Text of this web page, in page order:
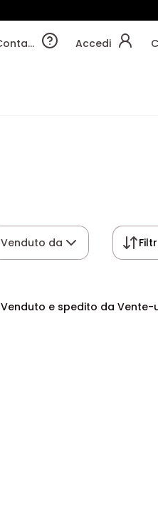
Aiuto e Contatti Accedi
Venduto da
Venduto e spedito da Vente-